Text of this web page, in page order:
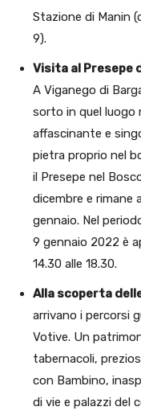
Stazione di Manin
9).
Visita al Presepe
A Viganego di
sorto in quel luogo
affascinante e
pietra proprio nel
il Presepe nel
dicembre e rimane
gennaio. Nel
9 gennaio 2022 è
14.30 alle 18.30.
Alla scoperta
arrivano i percorsi
Votive. Un
tabernacoli,
con Bambino,
di vie e palazzi del